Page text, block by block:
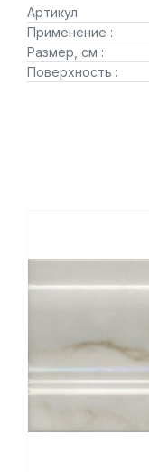
Артикул
Применение :
Размер, см :
Поверхность :